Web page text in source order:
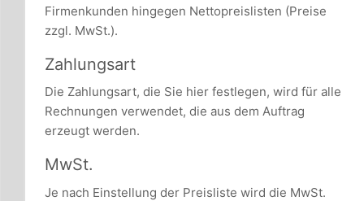
Firmenkunden hingegen Nettopreislisten (Preise
zzgl. MwSt.).
Zahlungsart
Die Zahlungsart, die Sie hier festlegen, wird für alle
Rechnungen verwendet, die aus dem Auftrag
erzeugt werden.
MwSt.
Je nach Einstellung der Preisliste wird die MwSt.